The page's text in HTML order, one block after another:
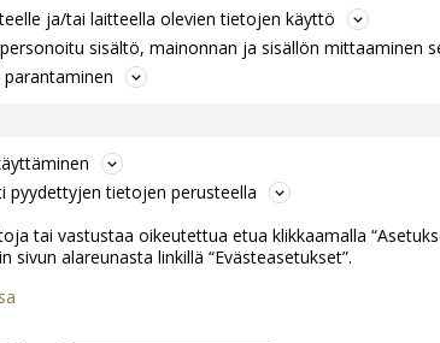
ja/tai laitteella olevien tietojen käyttö
sisältö, mainonnan ja sisällön mittaaminen
pyydettyjen tietojen perusteella
tai vastustaa oikeutettua etua klikkaamalla
alareunasta linkillä “Evästeasetukset”.